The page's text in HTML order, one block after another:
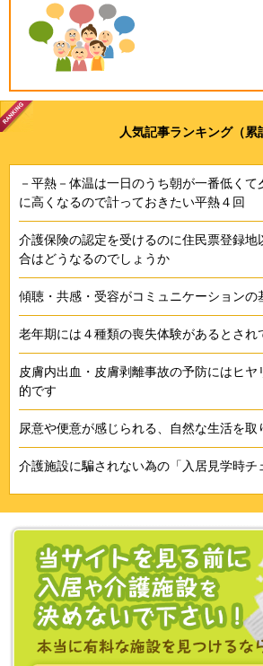
人気記事ランキング（累
－平熱－体温は一日のうち朝が一番低くて
に高くなるので計っておきたい平熱４回
介護保険の認定を受けるのに住民票登録地
合はどうなるのでしょうか
傾聴・共感・受容がコミュニケーションの
老年期には４種類の喪失体験があるとされ
皮膚内出血・皮膚剥離事故の予防にはヒ
的です
尿意や便意が感じられる、自然な生活を取
介護施設に騙されない為の「入居見学時チ